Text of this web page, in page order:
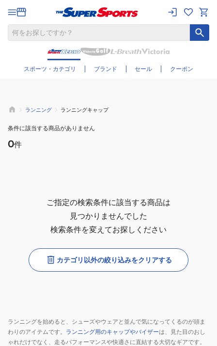
スポーツ・カテゴリ ブランド セール クーポン
さらに絞り込む
ランニング ランニングキャップ
条件に該当する商品がありません
0件
ご指定の検索条件に該当する商品は
見つかりませんでした
検索条件を変えてお探しください
カテゴリ以外の絞り込みをクリアする
ランニングを始めると、シューズやウェアと並んで気になってくるのが頭ま
わりのアイテムです。 ランニング用のキャップやバイザーは、見た目のおし
ゃれだけでなく、走るパフォーマンスや快適さに直結する大切なギアです。